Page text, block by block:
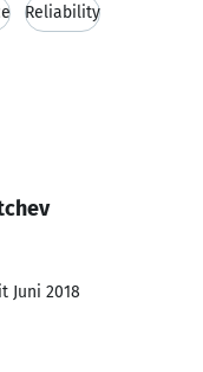
Reliability
Juni 2018